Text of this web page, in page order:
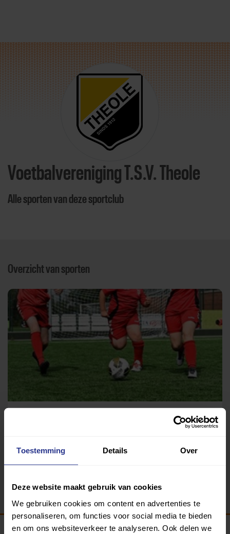
Toestemming Details Over
Deze website maakt gebruik van cookies
We gebruiken cookies om content en advertenties te
personaliseren, om functies voor social media te bieden
en om ons websiteverkeer te analyseren. Ook delen we
Direct door naar content
Voetbalvereniging T.S.V. Theole
Alle sporten van deze sportclub
Overzicht van sporten